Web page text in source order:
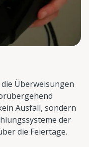
Überweisungen
Ausfall, sondern
der
die Feiertage.